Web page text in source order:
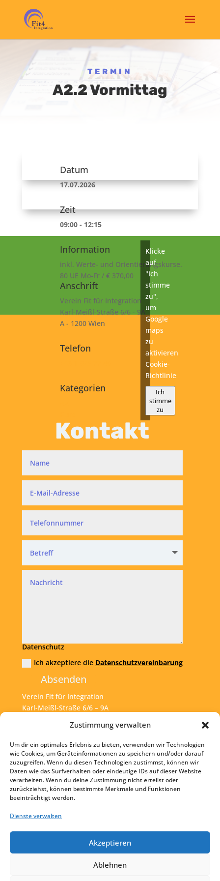
Zustimmung verwalten
Um dir ein optimales Erlebnis zu bieten, verwenden wir Technologien
wie Cookies, um Geräteinformationen zu speichern und/oder darauf
zuzugreifen. Wenn du diesen Technologien zustimmst, können wir
Daten wie das Surfverhalten oder eindeutige IDs auf dieser Website
verarbeiten. Wenn du deine Zustimmung nicht erteilst oder
zurückziehst, können bestimmte Merkmale und Funktionen
beeinträchtigt werden.
Dienste verwalten
Akzeptieren
Ablehnen
TERMIN
A2.2 Vormittag
Datum
17.07.2026
Zeit
09:00 - 12:15
Information
inkl. Werte- und Orientierungskurse.
80 UE Mo-Fr / € 370,00
Anschrift
Verein Fit für Integration
Karl-Meißl-Straße 6/6 - 9A
A - 1200 Wien
Telefon
Kategorien
Klicke
auf
"Ich
stimme
zu",
um
Google
maps
zu
aktivieren
Cookie-
Richtlinie
Ich
stimme
zu
Kontakt
Datenschutz
Ich akzeptiere die Datenschutzvereinbarung
Absenden
Verein Fit für Integration
Karl-Meißl-Straße 6/6 – 9A
Tel:+43 1 925 77 46
Mail: office@fit4int.at
Startseite
Kontakt
Impressum